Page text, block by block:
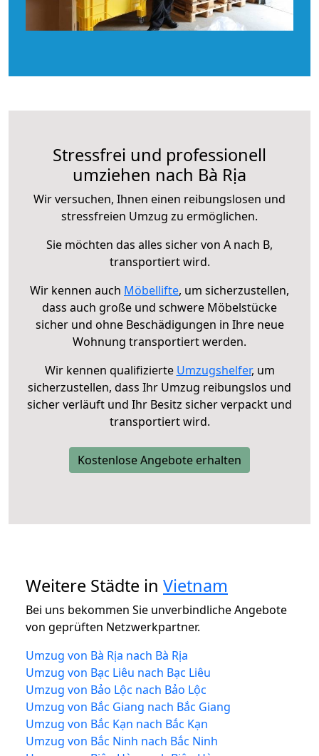
Stressfrei und professionell
umziehen nach Bà Rịa
Wir versuchen, Ihnen einen reibungslosen und
stressfreien Umzug zu ermöglichen.
Sie möchten das alles sicher von A nach B,
transportiert wird.
Wir kennen auch Möbellifte, um sicherzustellen,
dass auch große und schwere Möbelstücke
sicher und ohne Beschädigungen in Ihre neue
Wohnung transportiert werden.
Wir kennen qualifizierte Umzugshelfer, um
sicherzustellen, dass Ihr Umzug reibungslos und
sicher verläuft und Ihr Besitz sicher verpackt und
transportiert wird.
Kostenlose Angebote erhalten
Weitere Städte in Vietnam
Bei uns bekommen Sie unverbindliche Angebote
von geprüften Netzwerkpartner.
Umzug von Bà Rịa nach Bà Rịa
Umzug von Bạc Liêu nach Bạc Liêu
Umzug von Bảo Lộc nach Bảo Lộc
Umzug von Bắc Giang nach Bắc Giang
Umzug von Bắc Kạn nach Bắc Kạn
Umzug von Bắc Ninh nach Bắc Ninh